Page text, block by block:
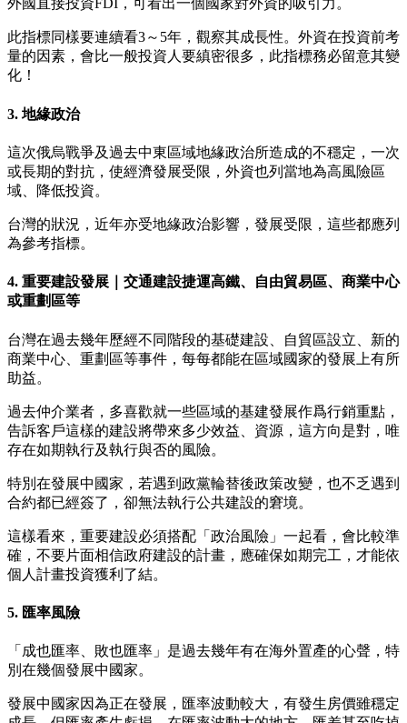
外國直接投資FDI，可看出一個國家對外資的吸引力。
此指標同樣要連續看3～5年，觀察其成長性。外資在投資前考
量的因素，會比一般投資人要縝密很多，此指標務必留意其變
化！
3. 地緣政治
這次俄烏戰爭及過去中東區域地緣政治所造成的不穩定，一次
或長期的對抗，使經濟發展受限，外資也列當地為高風險區
域、降低投資。
台灣的狀況，近年亦受地緣政治影響，發展受限，這些都應列
為參考指標。
4. 重要建設發展｜交通建設捷運高鐵、自由貿易區、商業中心
或重劃區等
台灣在過去幾年歷經不同階段的基礎建設、自貿區設立、新的
商業中心、重劃區等事件，每每都能在區域國家的發展上有所
助益。
過去仲介業者，多喜歡就一些區域的基建發展作爲行銷重點，
告訴客戶這樣的建設將帶來多少效益、資源，這方向是對，唯
存在如期執行及執行與否的風險。
特別在發展中國家，若遇到政黨輪替後政策改變，也不乏遇到
合約都已經簽了，卻無法執行公共建設的窘境。
這樣看來，重要建設必須搭配「政治風險」一起看，會比較準
確，不要片面相信政府建設的計畫，應確保如期完工，才能依
個人計畫投資獲利了結。
5. 匯率風險
「成也匯率、敗也匯率」是過去幾年有在海外置產的心聲，特
別在幾個發展中國家。
發展中國家因為正在發展，匯率波動較大，有發生房價雖穩定